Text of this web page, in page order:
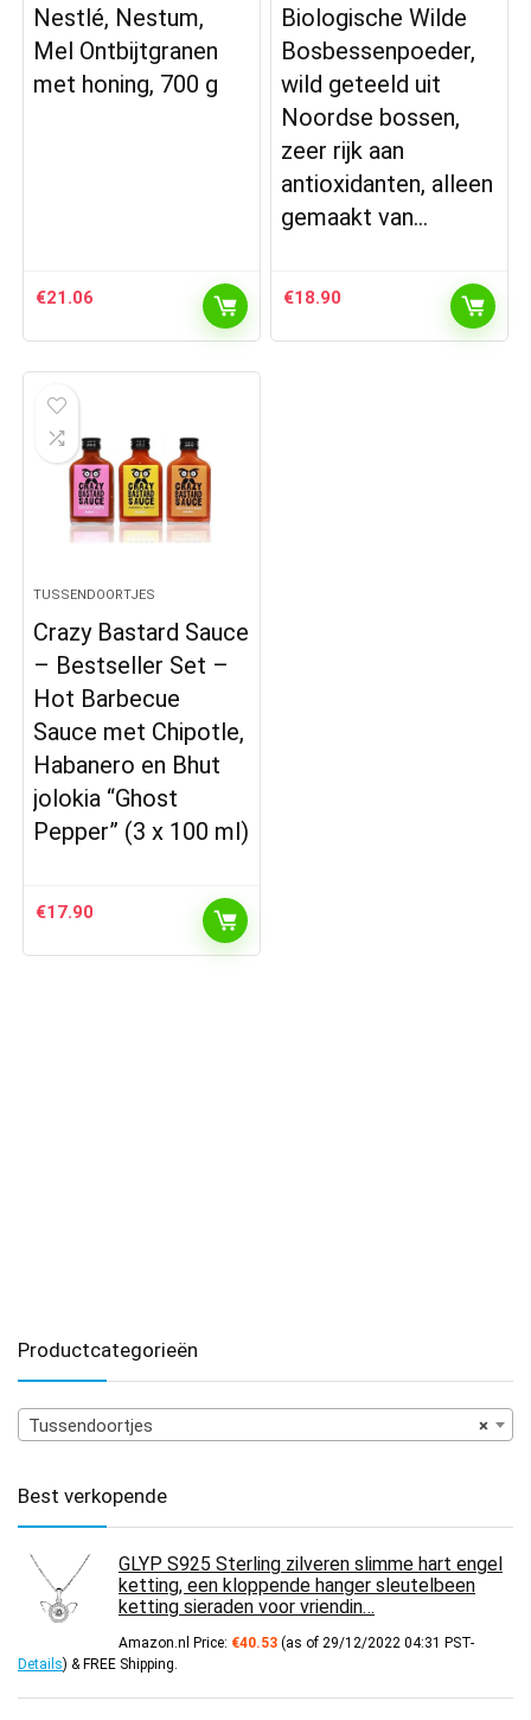
Nestlé, Nestum,
Mel Ontbijtgranen
met honing, 700 g
€21.06
Biologische Wilde
Bosbessenpoeder,
wild geteeld uit
Noordse bossen,
zeer rijk aan
antioxidanten, alleen
gemaakt van…
€18.90
TUSSENDOORTJES
Crazy Bastard Sauce
– Bestseller Set –
Hot Barbecue
Sauce met Chipotle,
Habanero en Bhut
jolokia “Ghost
Pepper” (3 x 100 ml)
€17.90
Productcategorieën
×
Tussendoortjes
Best verkopende
GLYP S925 Sterling zilveren slimme hart engel
ketting, een kloppende hanger sleutelbeen
ketting sieraden voor vriendin…
Amazon.nl Price: €40.53 (as of 29/12/2022 04:31 PST-
Details) & FREE Shipping.